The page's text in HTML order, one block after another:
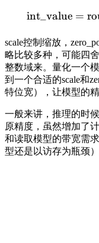
int_value =
scale控制缩放，
略比较多种，可能四
整数域来。量化一个
到一个合适的scale和
特位宽），让模型的
一般来讲，推理的时
原精度，虽然增加了
和读取模型的带宽需
型还是以访存为瓶颈）